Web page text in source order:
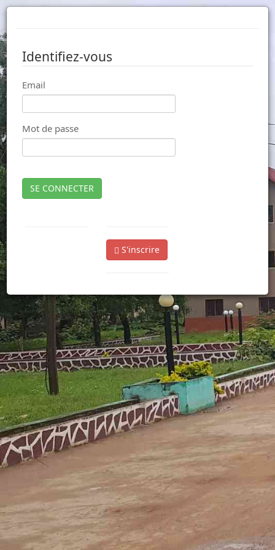
Identifiez-vous
Email
Mot de passe
SE CONNECTER
S'inscrire